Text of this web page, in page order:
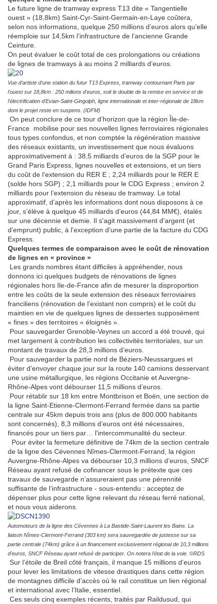
Le future ligne de tramway express T13 dite « Tangentielle
ouest » (18,8km) Saint-Cyr-Saint-Germain-en-Laye coûtera,
selon nos informations, quelque 250 millions d’euros alors qu’elle
réemploie sur 14,5km l’infrastructure de l’ancienne Grande
Ceinture.
On peut évaluer le coût total de ces prolongations ou créations
de lignes de tramways à au moins 2 milliards d’euros.
Vue d'artiste d'une station du futur T13 Express, tramway contournant Paris par
l'ouest sur 18,8km : 250 milions d'euros, soit le double de la remise en service et de
l'électrification d'Evian-Saint-Gingolph, ligne internationale et inter-régionale de 18km
dont le projet reste en suspens. (IDFM)
On peut conclure de ce tour d’horizon que la région Île-de-
France mobilise pour ses nouvelles lignes ferroviaires régionales
tous types confondus, et non comptée la régénération massive
des réseaux existants, un investissement que nous évaluons
approximativement à : 38,5 milliards d’euros de la SGP pour le
Grand Paris Express, lignes nouvelles et extensions, et un tiers
du coût de l’extension du RER E ; 2,24 milliards pour le RER E
(solde hors SGP) ; 2,1 milliards pour le CDG Express ; environ 2
milliards pour l’extension du réseau de tramway. Le total
approximatif, d’après les informations dont nous disposons à ce
jour, s’élève à quelque 45 milliards d’euros (44,84 MM€), étalés
sur une décennie et demie. Il s'agit massivement d'argent (et
d'emprunt) public, à l'exception d'une partie de la facture du CDG
Express.
Quelques termes de comparaison avec le coût de rénovation
de lignes en « province »
Les grands nombres étant difficiles à appréhender, nous
donnons ici quelques budgets de rénovations de lignes
régionales hors Ile-de-France afin de mesurer la disproportion
entre les coûts de la seule extension des réseaux ferroviaires
franciliens (rénovation de l’existant non compris) et le coût du
maintien en vie de quelques lignes de dessertes supposément
« fines » des territoires « éloignés ».
Pour sauvegarder Grenoble-Veynes un accord a été trouvé, qui
met largement à contribution les collectivités territoriales, sur un
montant de travaux de 28,3 millions d’euros.
Pour sauvegarder la partie nord de Béziers-Neussargues et
éviter d’envoyer chaque jour sur la route 140 camions desservant
une usine métallurgique, les régions Occitanie et Auvergne-
Rhône-Alpes vont débourser 11,5 millions d’euros.
Pour rétablir sur 18 km entre Montbrison et Boën, une section de
la ligne Saint-Etienne-Clermont-Ferrand fermée dans sa partie
centrale sur 45km depuis trois ans (plus de 800.000 habitants
sont concernés), 8,3 millions d’euros ont été nécessaires,
financés pour un tiers par… l'intercommunalité du secteur.
Pour éviter la fermeture définitive de 74km de la section centrale
de la ligne des Cévennes Nîmes-Clermont-Ferrand, la région
Auvergne-Rhône-Alpes va débourser 10,3 millions d’euros, SNCF
Réseau ayant refusé de cofinancer sous le prétexte que ces
travaux de sauvegarde n’assureraient pas une pérennité
suffisante de l’infrastructure - sous-entendu : acceptez de
dépenser plus pour cette ligne relevant du réseau ferré national,
et nous vous aiderons.
Automoteurs de la ligne des Cévennes à La Bastide-Saint-Laurent les Bains. La
liaison Nîmes-Clermont-Ferrand (303 km) sera sauvegardée de justesse sur sa
partie centrale (74km) grâce à un financement exclusivement régional de 10,3 millions
d'euros, SNCF Réseau ayant refusé de participer. On notera l'état de la voie. ©RDS
Sur l’étoile de Breil côté français, il manque 15 millions d’euros
pour lever les limitations de vitesse drastiques dans cette région
de montagnes difficile d’accès où le rail constitue un lien régional
et international avec l’Italie, essentiel.
Ces seuls cinq exemples récents, traités par Raildusud, qui